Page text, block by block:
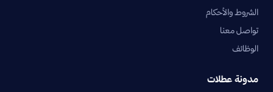
الشروط والأحكام
تواصل معنا
الوظائف
مدونة عطلات